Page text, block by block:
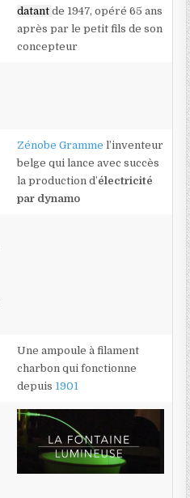
datantde 1947, opéré 65 ans
après par le petit fils de son
concepteur
Zénobe Gramme l’inventeur
belge qui lance avec succès
la production d’électricité
par dynamo
Une ampoule à filament
charbon qui fonctionne
depuis 1901